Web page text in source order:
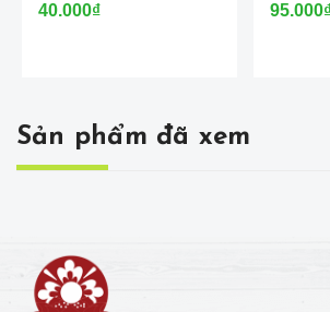
40.000₫
Sản phẩm đã xem